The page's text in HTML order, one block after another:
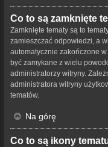
Co to są zamknięte
Zamknięte tematy są to
zamieszczać odpowiedzi, a
automatycznie zakończone
być zamykane z wielu
administratorzy witryny.
administratora witryny
tematów.
Na górę
Co to są ikony